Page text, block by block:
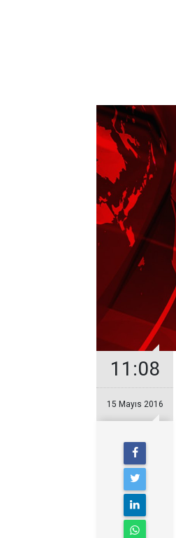
11:08
15 Mayıs 2016